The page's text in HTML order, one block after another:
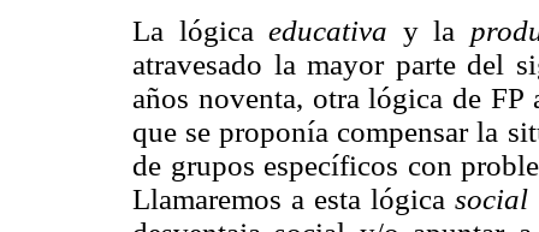
La lógica educativa y la
atravesado la mayor parte del
años noventa, otra lógica de
que se proponía compensar la
de grupos específicos con
Llamaremos a esta lógicasocial